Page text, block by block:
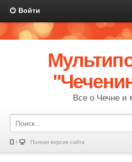
Войти
Все о Чечне и
Полная версия сайта